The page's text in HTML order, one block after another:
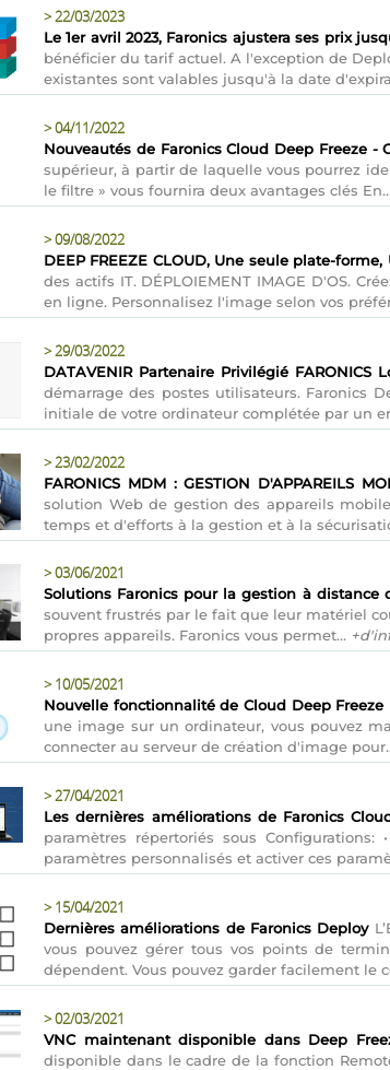
>22/03/2023
Le 1er avril 2023, Faronics ajustera ses prix
bénéficier du tarif actuel. A l'exception de
existantes sont valables jusqu'à la date
>04/11/2022
Nouveautés de Faronics Cloud Deep Freeze -
supérieur, à partir de laquelle vous pourrez
le filtre » vous fournira deux avantages clés
>09/08/2022
DEEP FREEZE CLOUD, Une seule plate-
des actifs IT. DÉPLOIEMENT IMAGE D'OS.
en ligne. Personnalisez l'image selon vos
>29/03/2022
DATAVENIR Partenaire Privilégié FARONICS
démarrage des postes utilisateurs. Faronics
initiale de votre ordinateur complétée par un
>23/02/2022
FARONICS MDM : GESTION D'APPAREILS
solution Web de gestion des appareils
temps et d'efforts à la gestion et à la
>03/06/2021
Solutions Faronics pour la gestion à distance
souvent frustrés par le fait que leur matériel
propres appareils. Faronics vous permet...
> 10/05/2021
Nouvelle fonctionnalité de Cloud Deep Freeze
une image sur un ordinateur, vous pouvez
connecter au serveur de création d'image
>27/04/2021
Les dernières améliorations de Faronics
paramètres répertoriés sous
paramètres personnalisés et activer ces
> 15/04/2021
Dernières améliorations de Faronics Deploy
vous pouvez gérer tous vos points de
dépendent. Vous pouvez garder facilement le
>02/03/2021
VNC maintenant disponible dans Deep
disponible dans le cadre de la fonction